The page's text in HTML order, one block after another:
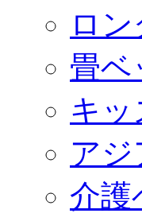
ロ
畳ベ
キッ
アジ
介護